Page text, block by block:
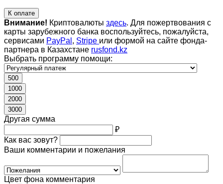
К оплате
Внимание! Криптовалюты здесь. Для пожертвования с
карты зарубежного банка воспользуйтесь, пожалуйста,
сервисами PayPal , Stripe или формой на сайте фонда-
партнера в Казахстане rusfond.kz
Выбрать программу помощи:
500
1000
2000
3000
Другая сумма
₽
Как вас зовут?
Ваши комментарии и пожелания
Цвет фона комментария